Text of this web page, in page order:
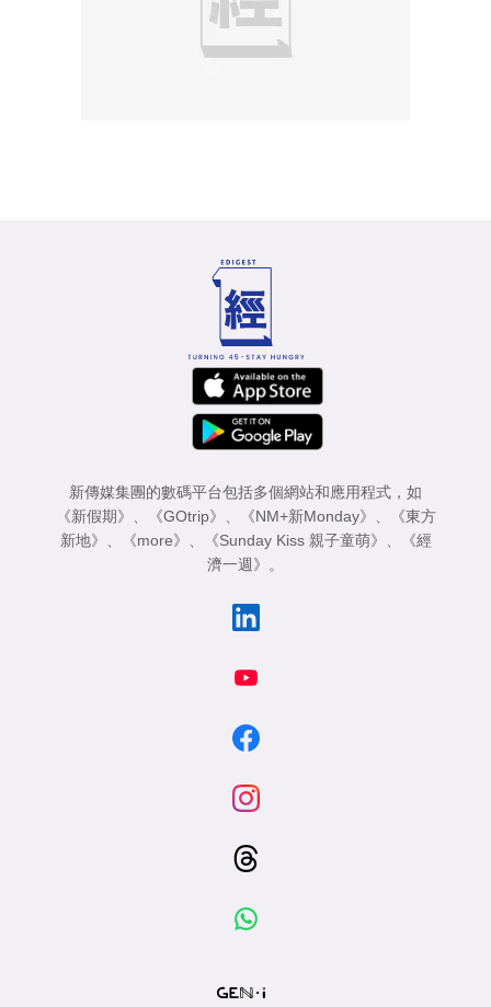
新傳媒集團的數碼平台包括多個網站和應用程式，如
《新假期》
《GOtrip》 《NM+新Monday》
《東方
新地》
《more》 《Sunday Kiss 親子童萌》
《經
濟一週》
。